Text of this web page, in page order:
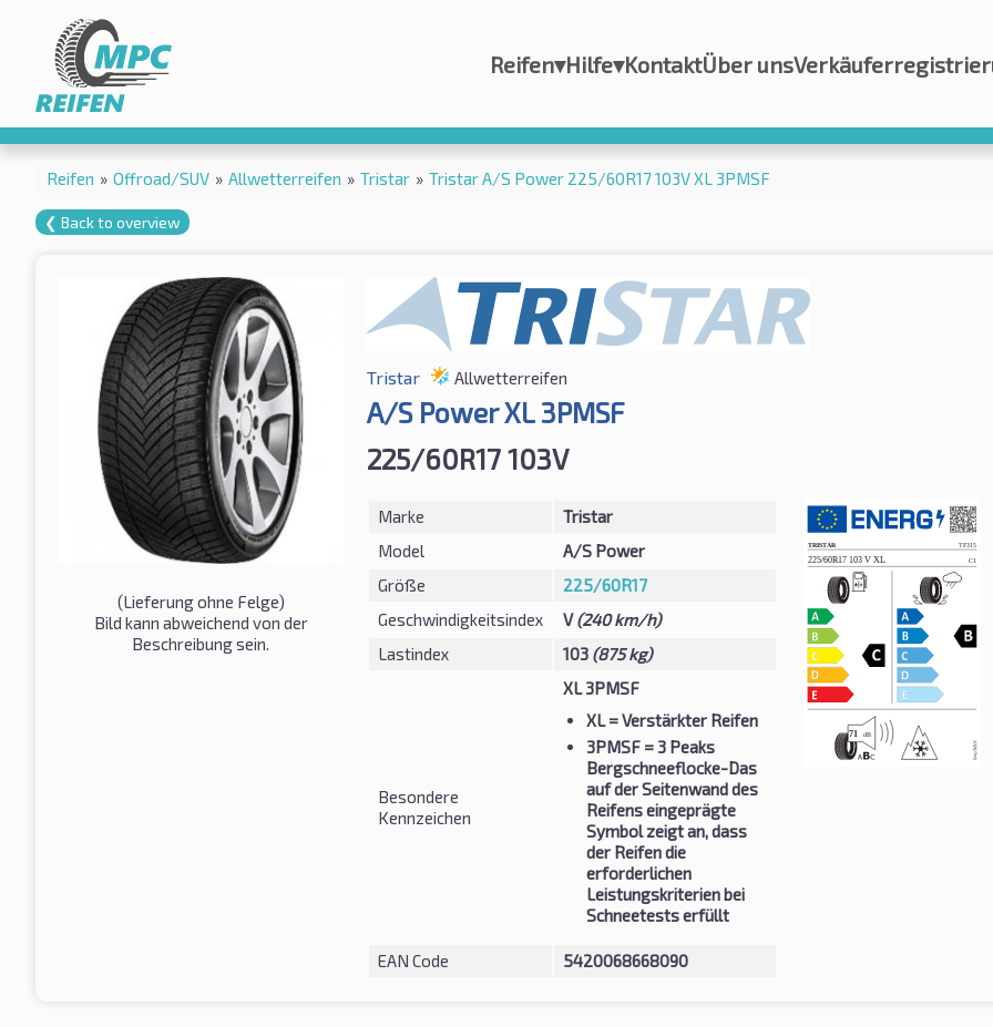
Reifen▾Hilfe▾KontaktÜber uns
Reifen » Offroad/SUV » Allwetterreifen » Tristar » Tristar A/S Power 225/60R17 103V XL 3PMSF
❮ Back to overview
(Lieferung ohne Felge)
Bild kann abweichend von der
Beschreibung sein.
Tristar Allwetterreifen
A/S Power XL 3PMSF
225/60R17 103V
Marke
Tristar
Model
A/S Power
Größe
225/60R17
Geschwindigkeitsindex
V(240 km/h)
Lastindex
103 (875 kg)
Besondere
Kennzeichen
XL 3PMSF
XL= Verstärkter Reifen
3PMSF= 3 Peaks
Bergschneeflocke-Das
auf der Seitenwand des
Reifens eingeprägte
Symbol zeigt an, dass
der Reifen die
erforderlichen
Leistungskriterien bei
Schneetests erfüllt
EAN Code 5420068668090